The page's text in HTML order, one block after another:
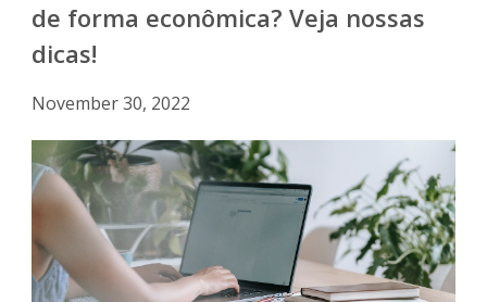
de forma econômica? Veja nossas
dicas!
November 30, 2022